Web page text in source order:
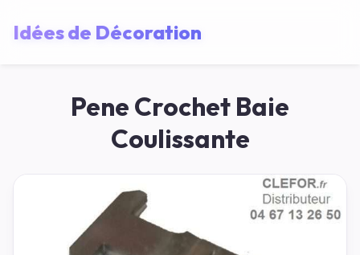
Idées de Décoration
Pene Crochet Baie
Coulissante